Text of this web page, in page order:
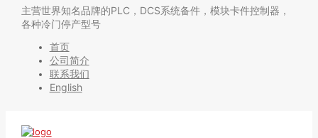
主营世界知名品牌的PLC，DCS系统备件，模块卡件控制器，
各种冷门停产型号
首页
公司简介
联系我们
English